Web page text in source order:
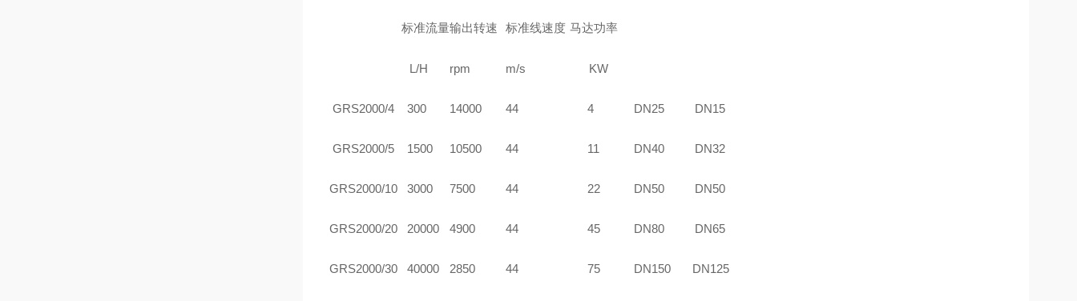
标准流量输出转速 标准线速度 马达功率
L/H rpm m/s KW
GRS2000/4 300 14000 44 4 DN25 DN15
GRS2000/5 1500 10500 44 11 DN40 DN32
GRS2000/10 3000 7500 44 22 DN50 DN50
GRS2000/20 20000 4900 44 45 DN80 DN65
GRS2000/30 40000 2850 44 75 DN150 DN125